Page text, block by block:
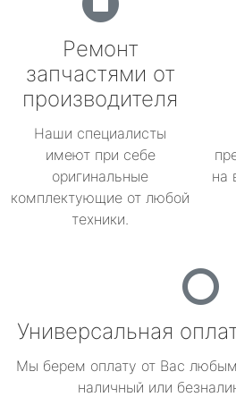
Ремонт
запчастями от
производителя
Наши специалисты
имеют при себе
оригинальные
комплектующие от любой
техники.
на
Универсальная
Мы берем оплату от Вас
наличный или